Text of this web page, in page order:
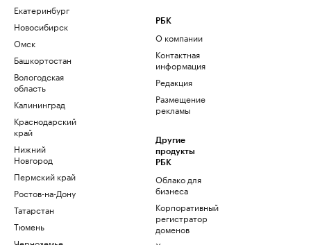
Екатеринбург
Новосибирск
Омск
Башкортостан
Вологодская
область
Калининград
Краснодарский
край
Нижний
Новгород
Пермский край
Ростов-на-Дону
Татарстан
Тюмень
РБК
О компании
Контактная
информация
Редакция
Размещение
рекламы
Другие
продукты
РБК
Облако для
бизнеса
Корпоративный
регистратор
доменов